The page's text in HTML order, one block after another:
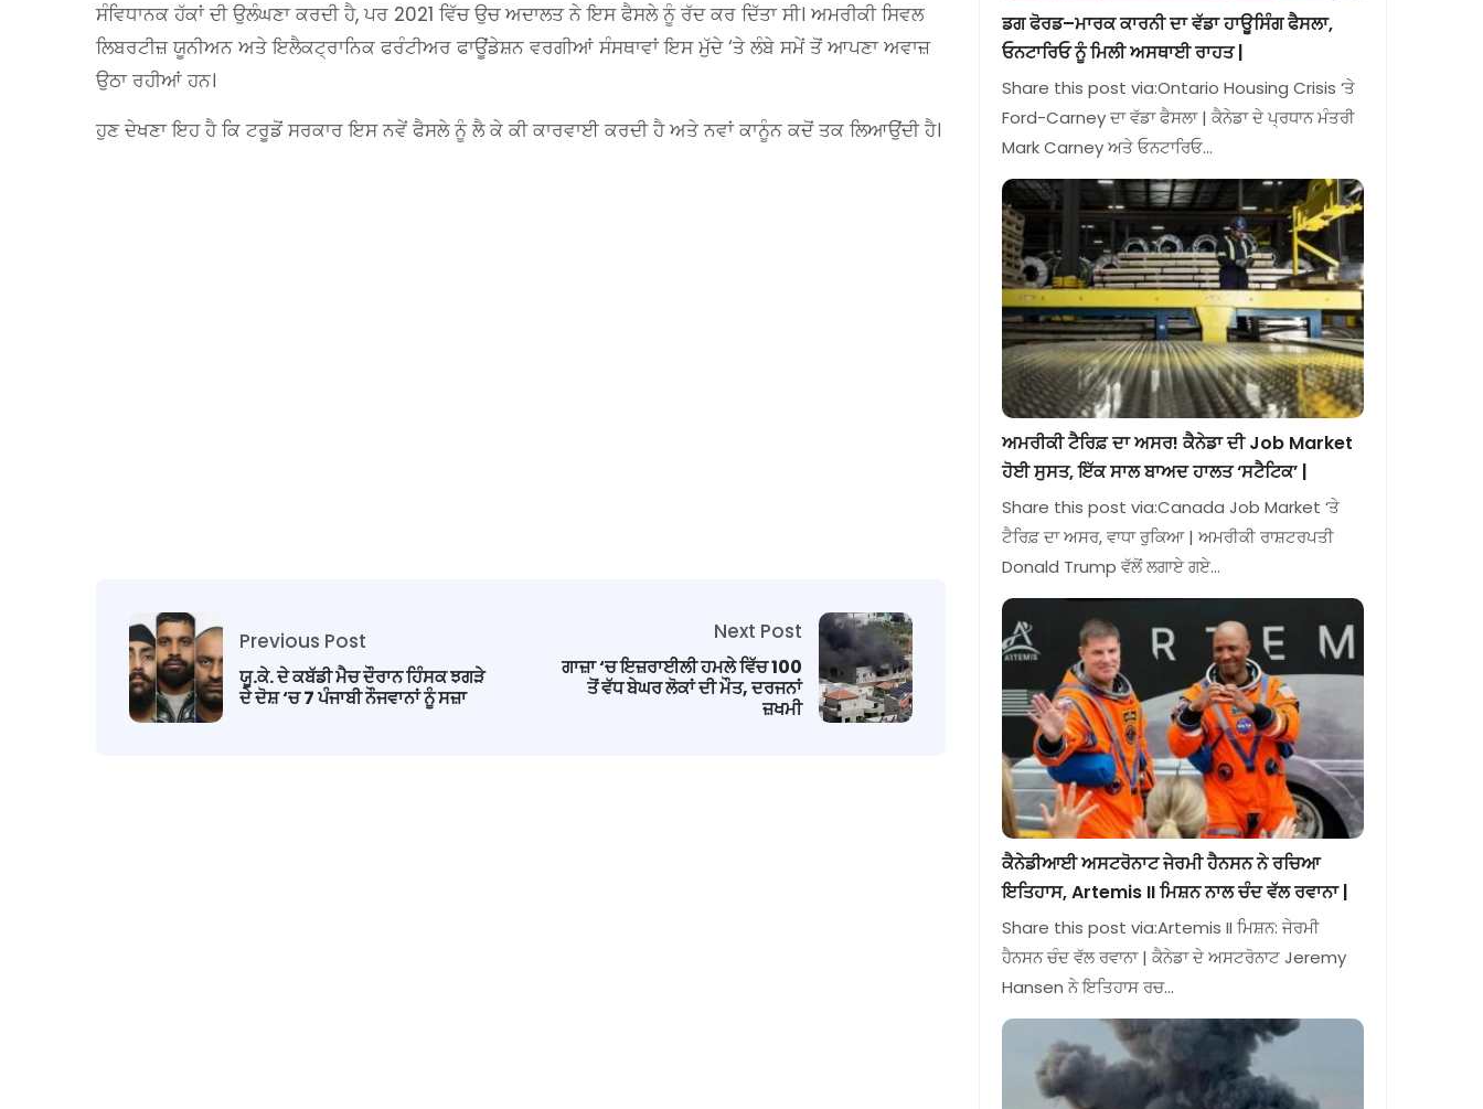
ਸੰਵਿਧਾਨਕ ਹੱਕਾਂ ਦੀ ਉਲੰਘਣਾ ਕਰਦੀ ਹੈ, ਪਰ 2021 ਵਿੱਚ ਉਚ ਅਦਾਲਤ ਨੇ ਇਸ ਫੈਸਲੇ ਨੂੰ ਰੱਦ ਕਰ ਦਿੱਤਾ ਸੀ। ਅਮਰੀਕੀ ਸਿਵਲ
ਲਿਬਰਟੀਜ਼ ਯੂਨੀਅਨ ਅਤੇ ਇਲੈਕਟ੍ਰਾਨਿਕ ਫਰੰਟੀਅਰ ਫਾਊਂਡੇਸ਼ਨ ਵਰਗੀਆਂ ਸੰਸਥਾਵਾਂ ਇਸ ਮੁੱਦੇ ‘ਤੇ ਲੰਬੇ ਸਮੇਂ ਤੋਂ ਆਪਣਾ ਅਵਾਜ਼
ਉਠਾ ਰਹੀਆਂ ਹਨ।
ਹੁਣ ਦੇਖਣਾ ਇਹ ਹੈ ਕਿ ਟਰੂਡੋਂ ਸਰਕਾਰ ਇਸ ਨਵੇਂ ਫੈਸਲੇ ਨੂੰ ਲੈ ਕੇ ਕੀ ਕਾਰਵਾਈ ਕਰਦੀ ਹੈ ਅਤੇ ਨਵਾਂ ਕਾਨੂੰਨ ਕਦੋਂ ਤਕ ਲਿਆਉਂਦੀ ਹੈ।
Previous Post
ਯੂ.ਕੇ. ਦੇ ਕਬੱਡੀ ਮੈਚ ਦੌਰਾਨ ਹਿੰਸਕ ਝਗੜੇ
ਦੇ ਦੋਸ਼ ‘ਚ 7 ਪੰਜਾਬੀ ਨੌਜਵਾਨਾਂ ਨੂੰ ਸਜ਼ਾ
Next Post
ਗਾਜ਼ਾ ‘ਚ ਇਜ਼ਰਾਈਲੀ ਹਮਲੇ ਵਿੱਚ 100
ਤੋਂ ਵੱਧ ਬੇਘਰ ਲੋਕਾਂ ਦੀ ਮੌਤ, ਦਰਜਨਾਂ
ਜ਼ਖਮੀ
ਡਗ ਫੋਰਡ–ਮਾਰਕ ਕਾਰਨੀ ਦਾ ਵੱਡਾ ਹਾਊਸਿੰਗ ਫੈਸਲਾ,
ਓਨਟਾਰਿਓ ਨੂੰ ਮਿਲੀ ਅਸਥਾਈ ਰਾਹਤ |
Share this post via:Ontario Housing Crisis ‘ਤੇ
Ford-Carney ਦਾ ਵੱਡਾ ਫੈਸਲਾ | ਕੈਨੇਡਾ ਦੇ ਪ੍ਰਧਾਨ ਮੰਤਰੀ
Mark Carney ਅਤੇ ਓਨਟਾਰਿਓ…
ਅਮਰੀਕੀ ਟੈਰਿਫ਼ ਦਾ ਅਸਰ! ਕੈਨੇਡਾ ਦੀ Job Market
ਹੋਈ ਸੁਸਤ, ਇੱਕ ਸਾਲ ਬਾਅਦ ਹਾਲਤ ‘ਸਟੈਟਿਕ’ |
Share this post via:Canada Job Market ‘ਤੇ
ਟੈਰਿਫ਼ ਦਾ ਅਸਰ, ਵਾਧਾ ਰੁਕਿਆ | ਅਮਰੀਕੀ ਰਾਸ਼ਟਰਪਤੀ
Donald Trump ਵੱਲੋਂ ਲਗਾਏ ਗਏ…
ਕੈਨੇਡੀਆਈ ਅਸਟਰੋਨਾਟ ਜੇਰਮੀ ਹੈਨਸਨ ਨੇ ਰਚਿਆ
ਇਤਿਹਾਸ, Artemis II ਮਿਸ਼ਨ ਨਾਲ ਚੰਦ ਵੱਲ ਰਵਾਨਾ |
Share this post via:Artemis II ਮਿਸ਼ਨ: ਜੇਰਮੀ
ਹੈਨਸਨ ਚੰਦ ਵੱਲ ਰਵਾਨਾ | ਕੈਨੇਡਾ ਦੇ ਅਸਟਰੋਨਾਟ Jeremy
Hansen ਨੇ ਇਤਿਹਾਸ ਰਚ…